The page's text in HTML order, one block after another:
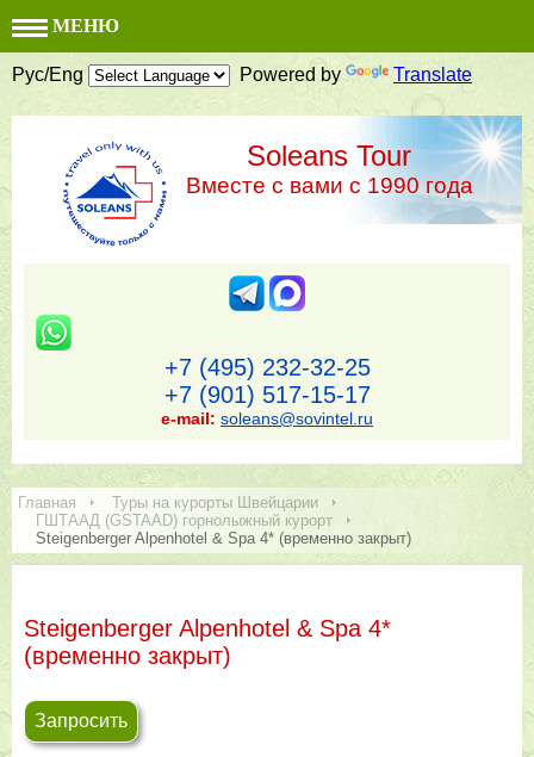
МЕНЮ
Рус/Eng Powered by Translate
Soleans Tour
Вместе с вами с 1990 года
+7 (495) 232-32-25
+7 (901) 517-15-17
e-mail: soleans@sovintel.ru
Главная
Туры на курорты Швейцарии
ГШТААД (GSTAAD) горнолыжный курорт
Steigenberger Alpenhotel & Spa 4* (временно закрыт)
Steigenberger Alpenhotel & Spa 4*
(временно закрыт)
Запросить